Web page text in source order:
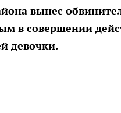
вынес
в совершении
девочки.